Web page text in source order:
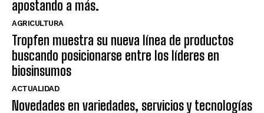
apostando a más.
AGRICULTURA
Tropfen muestra su nueva línea de productos
buscando posicionarse entre los líderes en
biosinsumos
ACTUALIDAD
Novedades en variedades, servicios y tecnologías